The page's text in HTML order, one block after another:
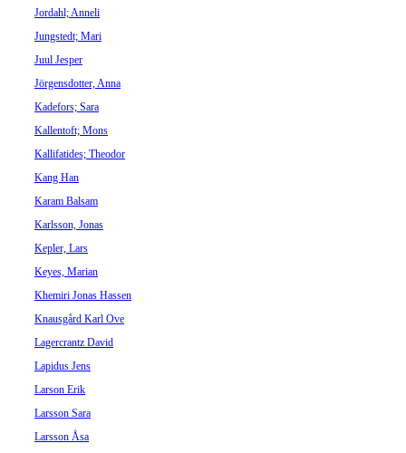
Jordahl; Anneli
Jungstedt; Mari
Juul Jesper
Jörgensdotter, Anna
Kadefors; Sara
Kallentoft; Mons
Kallifatides; Theodor
Kang Han
Karam Balsam
Karlsson, Jonas
Kepler, Lars
Keyes, Marian
Khemiri Jonas Hassen
Knausgård Karl Ove
Lagercrantz David
Lapidus Jens
Larson Erik
Larsson Sara
Larsson Åsa